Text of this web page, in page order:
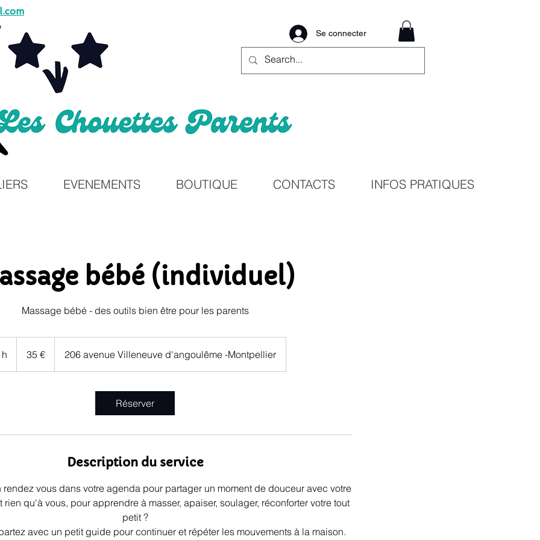
Se connecter
EVENEMENTS BOUTIQUE CONTACTS INFOS PRATIQUES
bébé (individuel)
Massage bébé - des outils bien être pour les parents
35 € 206 avenue Villeneuve d'angoulême -Montpellier
Réserver
Description du service
rendez vous dans votre agenda pour partager un moment de douceur avec votre
rien qu'à vous, pour apprendre à masser, apaiser, soulager, réconforter votre tout
petit ?
avec un petit guide pour continuer et répéter les mouvements à la maison.